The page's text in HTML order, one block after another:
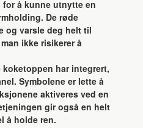
å kunne utnytte en
De røde
og varsle deg helt til
ikke risikerer å
koketoppen har integrert,
Symbolene er lette å
aktiveres ved en
gir også en helt
å holde ren.